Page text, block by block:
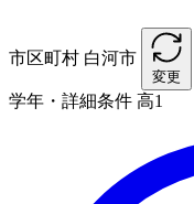
市区町村 白河市
変更
学年・詳細条件 高1